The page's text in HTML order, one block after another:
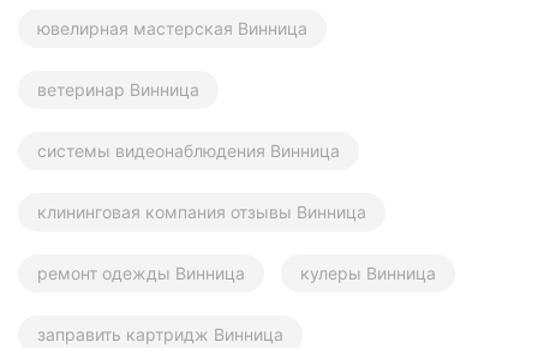
ювелирная мастерская Винница
ветеринар Винница
системы видеонаблюдения Винница
клининговая компания отзывы Винница
ремонт одежды Винница кулеры Винница
заправить картридж Винница